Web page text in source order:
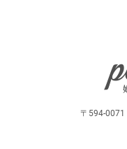
〒594-